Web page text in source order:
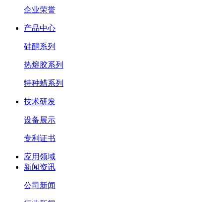
企业荣誉
产品中心
硅酮系列
热熔胶系列
特种蜡系列
技术研发
设备展示
专利证书
应用领域
新闻资讯
公司新闻